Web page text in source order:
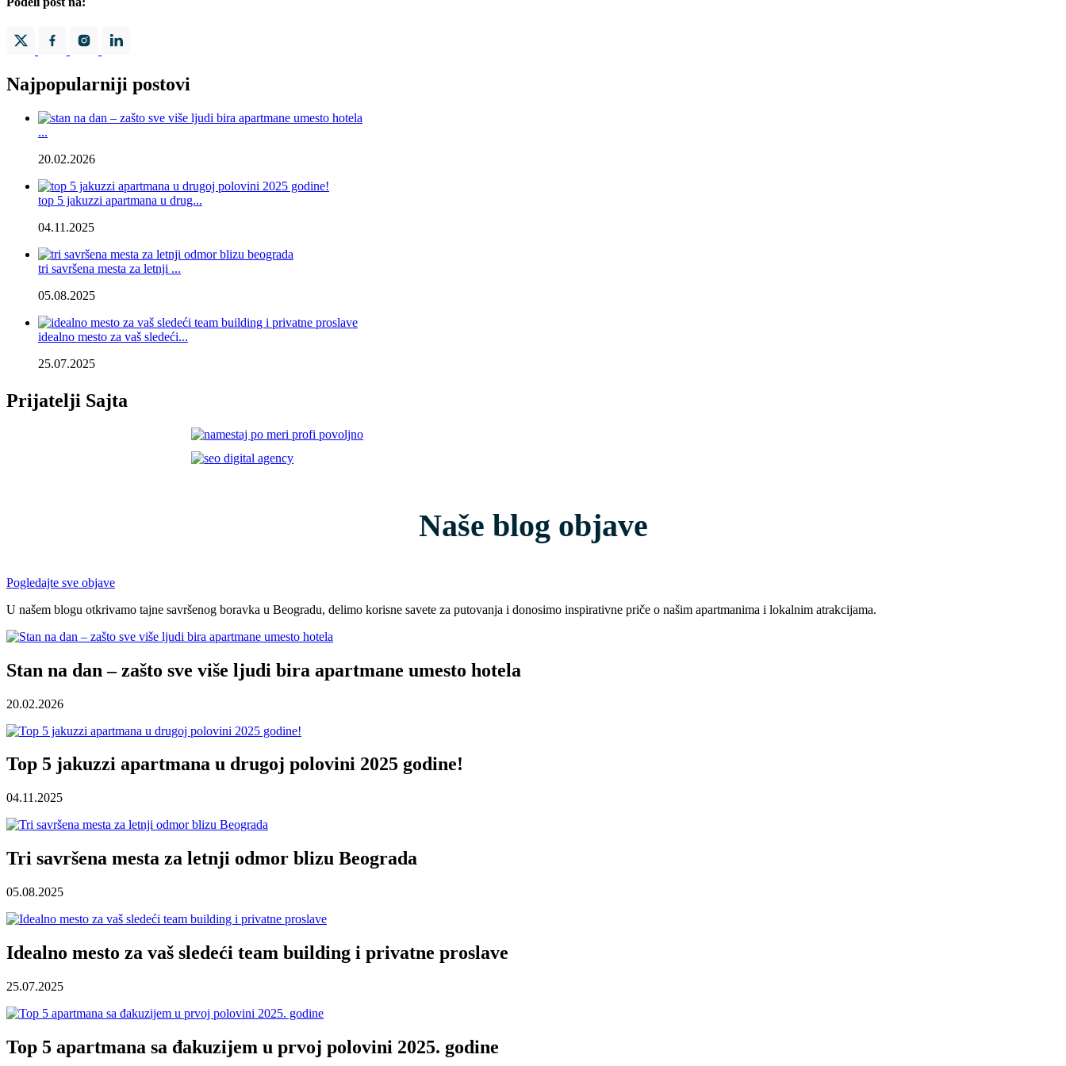
Najpopularniji postovi
...
20.02.2026
top 5 jakuzzi apartmana u drug...
04.11.2025
tri savršena mesta za letnji ...
05.08.2025
idealno mesto za vaš sledeći...
25.07.2025
Prijatelji Sajta
Naše blog objave
Pogledajte sve objave
U našem blogu otkrivamo tajne savršenog boravka u Beogradu, delimo korisne savete za putovanja i donosimo inspirativne priče o našim apartmanima i lokalnim atrakcijama.
Stan na dan – zašto sve više ljudi bira apartmane umesto hotela
20.02.2026
Top 5 jakuzzi apartmana u drugoj polovini 2025 godine!
04.11.2025
Tri savršena mesta za letnji odmor blizu Beograda
05.08.2025
Idealno mesto za vaš sledeći team building i privatne proslave
25.07.2025
Top 5 apartmana sa đakuzijem u prvoj polovini 2025. godine